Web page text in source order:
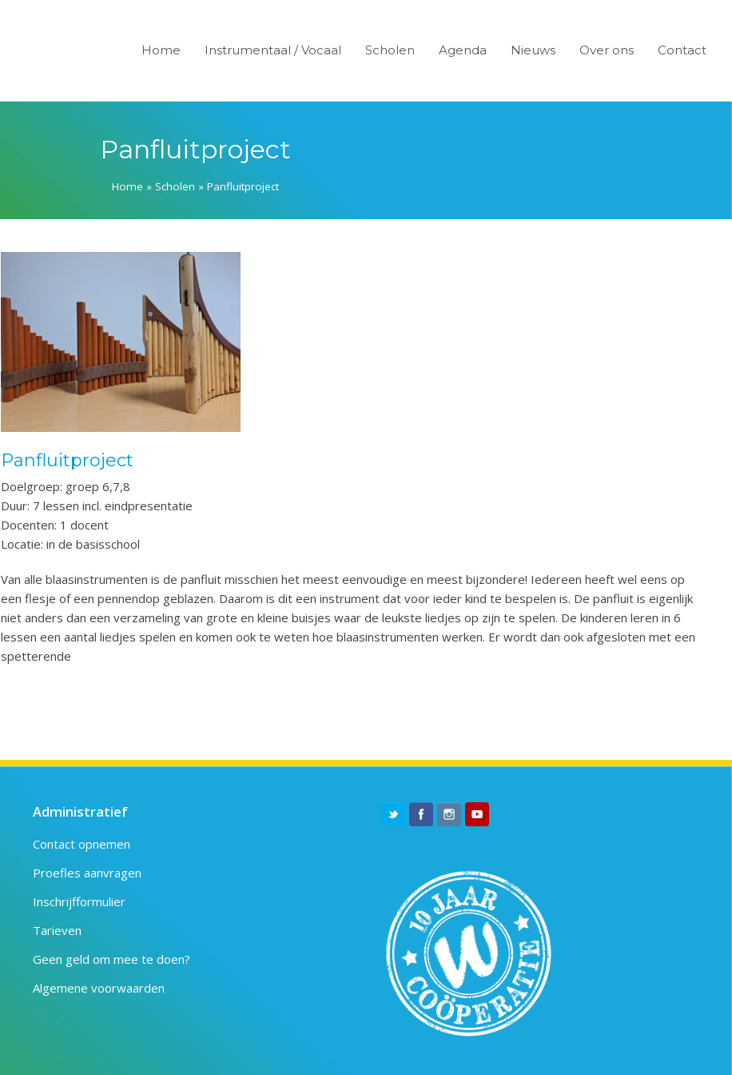
Home Instrumentaal / Vocaal Scholen Agenda Nieuws Over ons Contact
Panfluitproject
Home » Scholen » Panfluitproject
Panfluitproject
Doelgroep: groep 6,7,8
Duur: 7 lessen incl. eindpresentatie
Docenten: 1 docent
Locatie: in de basisschool
Van alle blaasinstrumenten is de panfluit misschien het meest eenvoudige en meest bijzondere! Iedereen heeft wel eens op
een flesje of een pennendop geblazen. Daarom is dit een instrument dat voor ieder kind te bespelen is. De panfluit is eigenlijk
niet anders dan een verzameling van grote en kleine buisjes waar de leukste liedjes op zijn te spelen. De kinderen leren in 6
lessen een aantal liedjes spelen en komen ook te weten hoe blaasinstrumenten werken. Er wordt dan ook afgesloten met een
spetterende
Administratief
Contact opnemen
Proefles aanvragen
Inschrijfformulier
Tarieven
Geen geld om mee te doen?
Algemene voorwaarden